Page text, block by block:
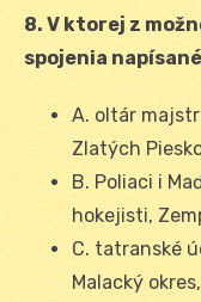
8. V ktorej z
spojenia
A. oltár
Zlatých
B. Poliaci i
hokejisti,
C. tatranské
Malacký